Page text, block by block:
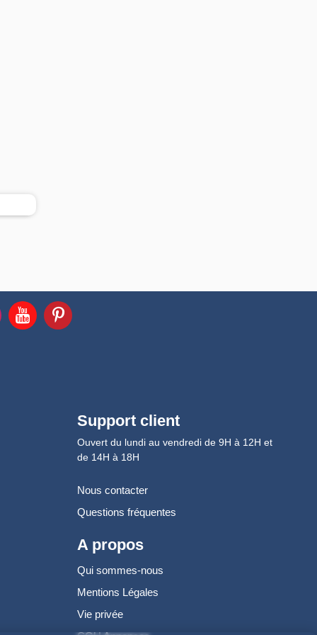
Support client
Ouvert du lundi au vendredi de 9H à 12H et
de 14H à 18H
Nous contacter
Questions fréquentes
A propos
Qui sommes-nous
Mentions Légales
Vie privée